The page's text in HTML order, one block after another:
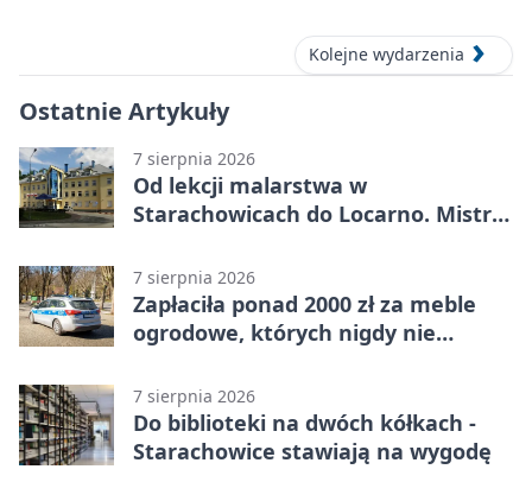
Kolejne wydarzenia
Ostatnie Artykuły
7 sierpnia 2026
Od lekcji malarstwa w
Starachowicach do Locarno. Mistrz
7 sierpnia 2026
Zapłaciła ponad 2000 zł za meble
ogrodowe, których nigdy nie
7 sierpnia 2026
Do biblioteki na dwóch kółkach -
Starachowice stawiają na wygodę